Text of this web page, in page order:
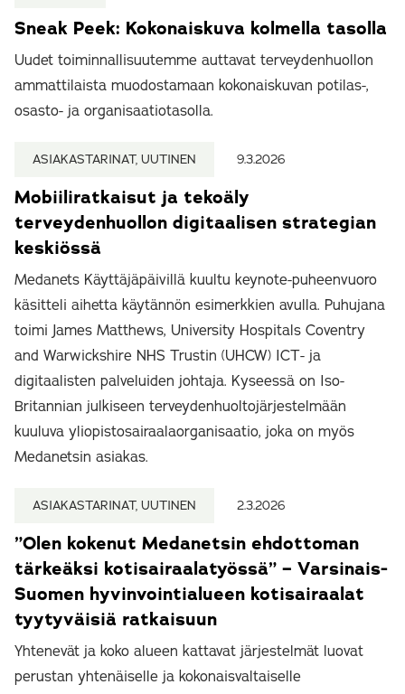
Sneak Peek: Kokonaiskuva kolmella tasolla
Uudet toiminnallisuutemme auttavat terveydenhuollon
ammattilaista muodostamaan kokonaiskuvan potilas-,
osasto- ja organisaatiotasolla.
ASIAKASTARINAT, UUTINEN 9.3.2026
Mobiiliratkaisut ja tekoäly
terveydenhuollon digitaalisen strategian
keskiössä
Medanets Käyttäjäpäivillä kuultu keynote-puheenvuoro
käsitteli aihetta käytännön esimerkkien avulla. Puhujana
toimi James Matthews, University Hospitals Coventry
and Warwickshire NHS Trustin (UHCW) ICT- ja
digitaalisten palveluiden johtaja. Kyseessä on Iso-
Britannian julkiseen terveydenhuoltojärjestelmään
kuuluva yliopistosairaalaorganisaatio, joka on myös
Medanetsin asiakas.
ASIAKASTARINAT, UUTINEN 2.3.2026
”Olen kokenut Medanetsin ehdottoman
tärkeäksi kotisairaalatyössä” – Varsinais-
Suomen hyvinvointialueen kotisairaalat
tyytyväisiä ratkaisuun
Yhtenevät ja koko alueen kattavat järjestelmät luovat
perustan yhtenäiselle ja kokonaisvaltaiselle